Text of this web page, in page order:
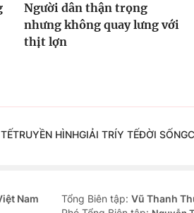
Người dân thận trọng
nhưng không quay lưng với
thịt lợn
TRUYỀN HÌNHGIẢI TRÍY TẾĐỜI SỐNG
Nam
Tổng Biên tập: Vũ Thanh